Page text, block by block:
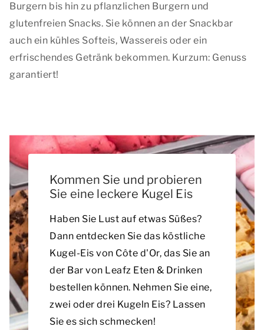
Burgern bis hin zu pflanzlichen Burgern und
glutenfreien Snacks. Sie können an der Snackbar
auch ein kühles Softeis, Wassereis oder ein
erfrischendes Getränk bekommen. Kurzum: Genuss
garantiert!
Kommen Sie und probieren
Sie eine leckere Kugel Eis
Haben Sie Lust auf etwas Süßes?
Dann entdecken Sie das köstliche
Kugel-Eis von Côte d'Or, das Sie an
der Bar von Leafz Eten & Drinken
bestellen können. Nehmen Sie eine,
zwei oder drei Kugeln Eis? Lassen
Sie es sich schmecken!